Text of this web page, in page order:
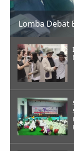
Lomba Debat